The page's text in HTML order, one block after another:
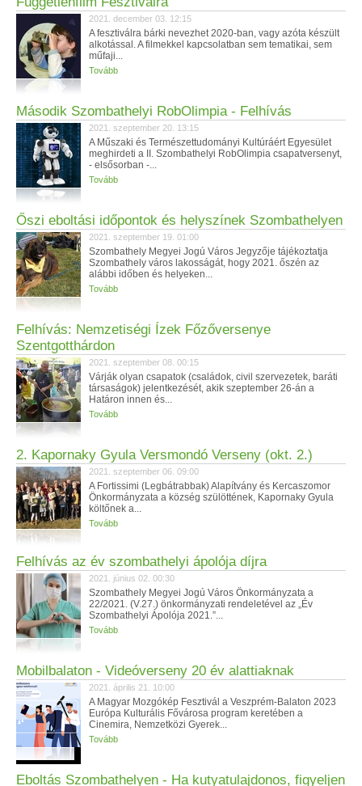
2021. december 03. 12:15
A fesztiválra bárki nevezhet 2020-ban, vagy azóta készült
alkotással. A filmekkel kapcsolatban sem tematikai, sem
műfaji...
Tovább
Második Szombathelyi RobOlimpia - Felhívás
2021. szeptember 20. 13:15
A Műszaki és Természettudományi Kultúráért Egyesület
meghirdeti a II. Szombathelyi RobOlimpia csapatversenyt,
- elsősorban -...
Tovább
Őszi eboltási időpontok és helyszínek Szombathelyen
2021. szeptember 19. 01:00
Szombathely Megyei Jogú Város Jegyzője tájékoztatja
Szombathely város lakosságát, hogy 2021. őszén az
alábbi időben és helyeken...
Tovább
Felhívás: Nemzetiségi Ízek Főzőversenye
Szentgotthárdon
2021. szeptember 08. 00:15
Várják olyan csapatok (családok, civil szervezetek, baráti
társaságok) jelentkezését, akik szeptember 26-án a
Határon innen és...
Tovább
2. Kapornaky Gyula Versmondó Verseny (okt. 2.)
2021. szeptember 06. 09:00
A Fortissimi (Legbátrabbak) Alapítvány és Kercaszomor
Önkormányzata a község szülöttének, Kapornaky Gyula
költőnek a...
Tovább
Felhívás az év szombathelyi ápolója díjra
2021. június 02. 00:30
Szombathely Megyei Jogú Város Önkormányzata a
22/2021. (V.27.) önkormányzati rendeletével az „Év
Szombathelyi Ápolója 2021.”...
Tovább
Mobilbalaton - Videóverseny 20 év alattiaknak
2021. április 21. 10:00
A Magyar Mozgókép Fesztivál a Veszprém-Balaton 2023
Európa Kulturális Fővárosa program keretében a
Cinemira, Nemzetközi Gyerek...
Tovább
Eboltás Szombathelyen - Ha kutyatulajdonos, figyeljen